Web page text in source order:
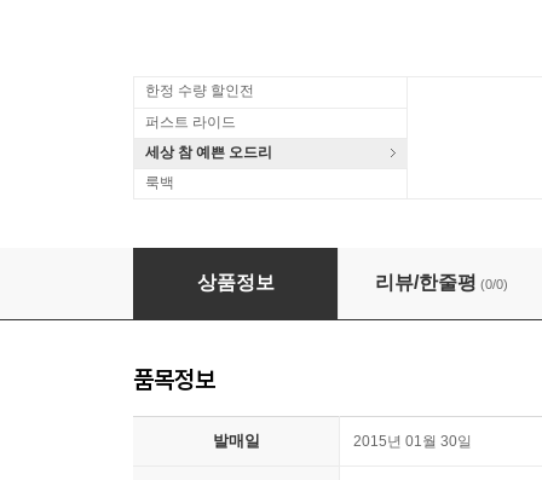
한정 수량 할인전
퍼스트 라이드
세상 참 예쁜 오드리
룩백
Rachel Podger 바흐: 이중, 삼중 협주곡 - 레
상품정보 리뷰/한줄평 (0/0)
품목정보
발매일 2015년 01월 30일